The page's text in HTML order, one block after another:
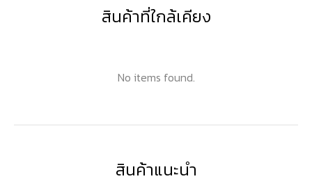
สินค้าที่ใกล้เคียง
No items found.
สินค้าแนะนำ